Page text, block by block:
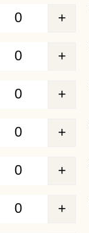
Quantité +
Quantité +
Quantité +
Quantité +
Quantité +
Quantité +